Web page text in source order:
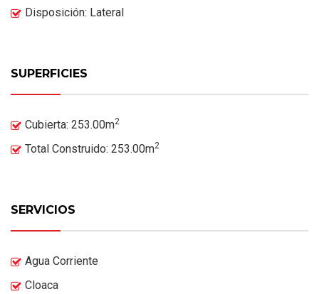
Disposición: Lateral
SUPERFICIES
Cubierta: 253.00m2
Total Construido: 253.00m2
SERVICIOS
Agua Corriente
Cloaca